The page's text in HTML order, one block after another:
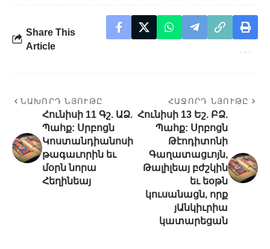
Share This
Article
ՆԱԽՈՐԴ ՆՅՈՒԹԸ
Հունիսի 11 Գշ. ԱՁ.
Պահք: Սրբոցն
Կոստանդիանոսի
թագաւորին եւ
մօրն նորա
Հեղինեայ
ՀԱՋՈՐԴ ՆՅՈՒԹԸ
Հունիսի 13 Եշ. ԲՁ.
Պահք: Սրբոցն
Թէոդիտոնի
Գաղատացւոյն,
Թալիլեայ բժշկին
եւ եօթն
կուսանացն, որք
յԱնկիւրիա
կատարեցան